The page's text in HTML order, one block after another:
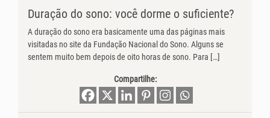
Duração do sono: você dorme o suficiente?
A duração do sono era basicamente uma das páginas mais
visitadas no site da Fundação Nacional do Sono. Alguns se
sentem muito bem depois de oito horas de sono. Para […]
Compartilhe: